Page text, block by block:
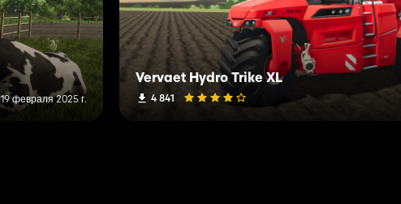
19 февраля 2025 г.
Vervaet Hydro Trike XL
4 841